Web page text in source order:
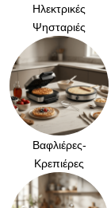
Ηλεκτρικές
Ψησταριές
Βαφλιέρες-
Κρεπιέρες